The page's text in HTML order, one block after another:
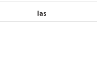
las